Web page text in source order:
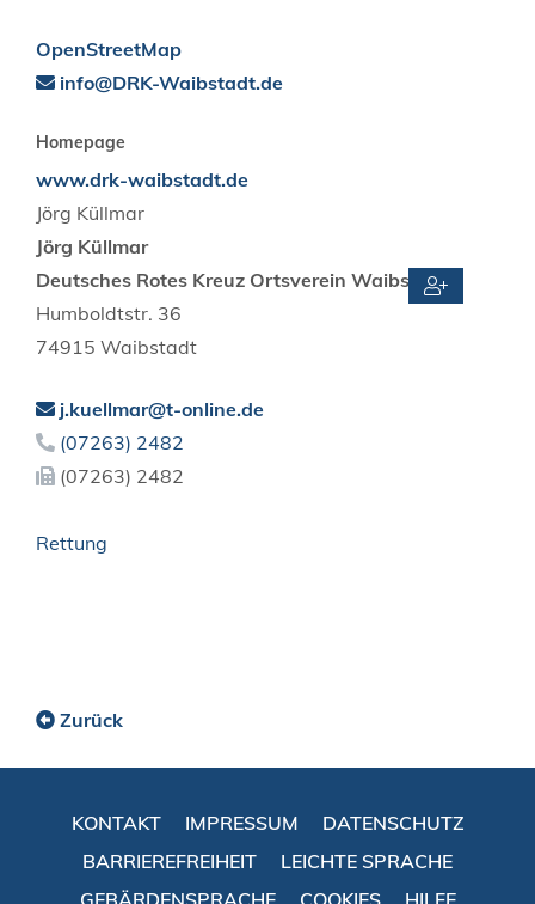
OpenStreetMap
info@DRK-Waibstadt.de
Homepage
www.drk-waibstadt.de
Jörg Küllmar
Jörg Küllmar
Deutsches Rotes Kreuz Ortsverein Waibstadt
Humboldtstr. 36
74915 Waibstadt
j.kuellmar@t-online.de
(07263) 2482
(07263) 2482
Rettung
Zurück
KONTAKT IMPRESSUM
DATENSCHUTZ
BARRIEREFREIHEIT
LEICHTE SPRACHE
GEBÄRDENSPRACHE
COOKIES HILFE